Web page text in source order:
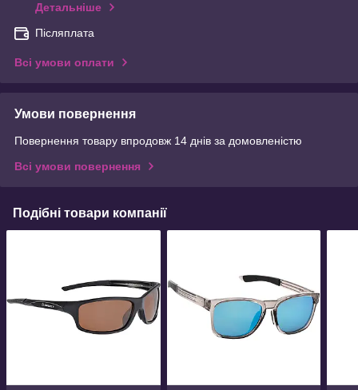
Детальніше
Післяплата
Всі умови оплати
Умови повернення
Повернення товару впродовж 14 днів за домовленістю
Всі умови повернення
Подібні товари компанії